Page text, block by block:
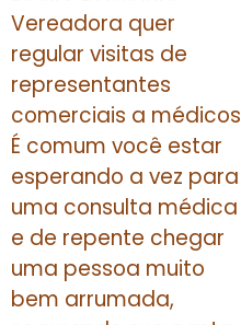
Vereadora quer
regular visitas de
representantes
comerciais a médicos
É comum você estar
esperando a vez para
uma consulta médica
e de repente chegar
uma pessoa muito
bem arrumada,